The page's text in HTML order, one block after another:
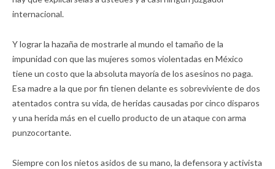
internacional.
Y lograr la hazaña de mostrarle al mundo el tamaño de la
impunidad con que las mujeres somos violentadas en México
tiene un costo que la absoluta mayoría de los asesinos no paga.
Esa madre a la que por fin tienen delante es sobreviviente de dos
atentados contra su vida, de heridas causadas por cinco disparos
y una herida más en el cuello producto de un ataque con arma
punzocortante.
Siempre con los nietos asidos de su mano, la defensora y activista